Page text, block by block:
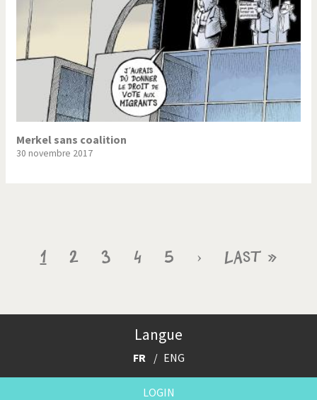
Merkel sans coalition
30 novembre 2017
PaginationPage
1 Page
2 Page
3 Page
4 Page
5
Page
›
Dernière
Last »
Langue
FR ENG
LOGIN